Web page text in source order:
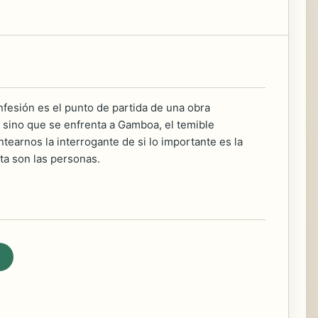
es el punto de partida de una obra
que se enfrenta a Gamboa, el temible
la interrogante de si lo importante es la
son las personas.